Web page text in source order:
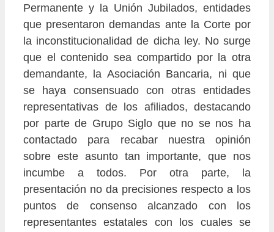
Permanente y la Unión Jubilados, entidades
que presentaron demandas ante la Corte por
la inconstitucionalidad de dicha ley. No surge
que el contenido sea compartido por la otra
demandante, la Asociación Bancaria, ni que
se haya consensuado con otras entidades
representativas de los afiliados, destacando
por parte de Grupo Siglo que no se nos ha
contactado para recabar nuestra opinión
sobre este asunto tan importante, que nos
incumbe a todos. Por otra parte, la
presentación no da precisiones respecto a los
puntos de consenso alcanzado con los
representantes estatales con los cuales se